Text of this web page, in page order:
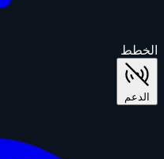
الخطط
الدعم